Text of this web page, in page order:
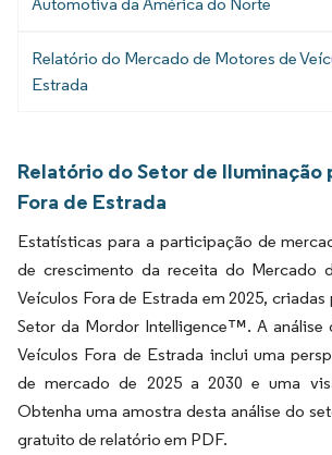
Relatório do Mercado de Motores de
Estrada
Relatório do Setor de Iluminação
Fora de Estrada
Estatísticas para a participação de
de crescimento da receita do Mercado
Veículos Fora de Estrada em 2025,
Setor da Mordor Intelligence™. A análise
Veículos Fora de Estrada inclui uma
de mercado de 2025 a 2030 e uma
Obtenha uma amostra desta análise do
gratuito de relatório em PDF.